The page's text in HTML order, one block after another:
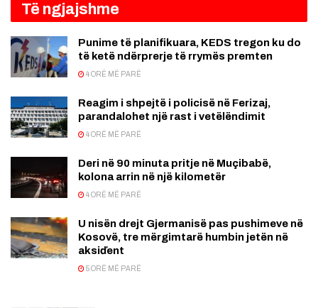
Të ngjajshme
Punime të planifikuara, KEDS tregon ku do
të ketë ndërprerje të rrymës premten
4 ORË MË PARË
Reagim i shpejtë i policisë në Ferizaj,
parandalohet një rast i vetëlëndimit
4 ORË MË PARË
Deri në 90 minuta pritje në Muçibabë,
kolona arrin në një kilometër
4 ORË MË PARË
U nisën drejt Gjermanisë pas pushimeve në
Kosovë, tre mërgimtarë humbin jetën në
aksiďent
5 ORË MË PARË